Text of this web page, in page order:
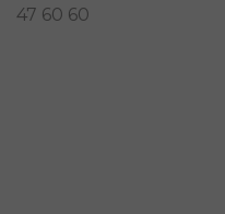
47 60 60